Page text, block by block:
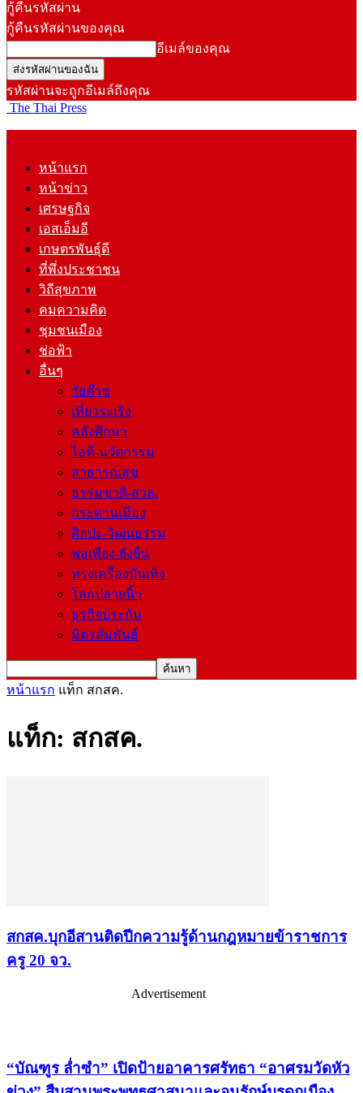
กู้คืนรหัสผ่าน
กู้คืนรหัสผ่านของคุณ
อีเมล์ของคุณ
รหัสผ่านจะถูกอีเมล์ถึงคุณ
The Thai Press
หน้าแรก
หน้าข่าว
เศรษฐกิจ
เอสเอ็มอี
เกษตรพันธุ์ดี
ที่พึ่งประชาชน
วิถีสุขภาพ
คมความคิด
ชุมชนเมือง
ช่อฟ้า
อื่นๆ
วัยต๊าช
เที่ยวระเริง
คลังศึกษา
ไอที-นวัตกรรม
สาธารณสุข
ธรรมชาติ-สวล.
กระดานเมือง
ศิลปะ-วัฒนธรรม
พอเพียง-ยั่งยืน
ทรงเครื่องบันเทิง
โลกปลายนิ้ว
ธุรกิจประกัน
มิตรสัมพันธ์
หน้าแรก แท็ก สกสค.
แท็ก: สกสค.
สกสค.บุกอีสานติดปีกความรู้ด้านกฎหมายข้าราชการ
ครู 20 จว.
Advertisement
“บัณฑูร ล่ำซำ” เปิดป้ายอาคารศรัทธา “อาศรมวัดหัว